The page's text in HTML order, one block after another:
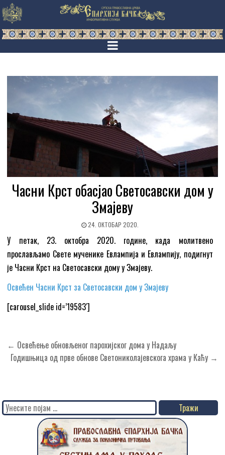
Часни Крст обасјао Светосавски дом у
Змајеву
24. ОКТОБАР 2020.
У петак, 23. октобра 2020. године, када молитвено
прослављамо Свете мученике Евлампија и Евлампију, подигнут
је Часни Крст на Светосавски дому у Змајеву.
Освећен Часни Крст за Светосавски дом у Змајеву
[carousel_slide id=’19583′]
Кретање
чланка
← Освећење обновљеног парохијског дома у Надаљу
Годишњица од прве обнове Светониколајевскога храма у Каћу →
Search
for: